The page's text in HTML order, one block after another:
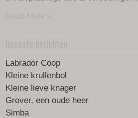
Labrador Coop
Kleine krullenbol
Kleine lieve knager
Grover, een oude heer
Simba